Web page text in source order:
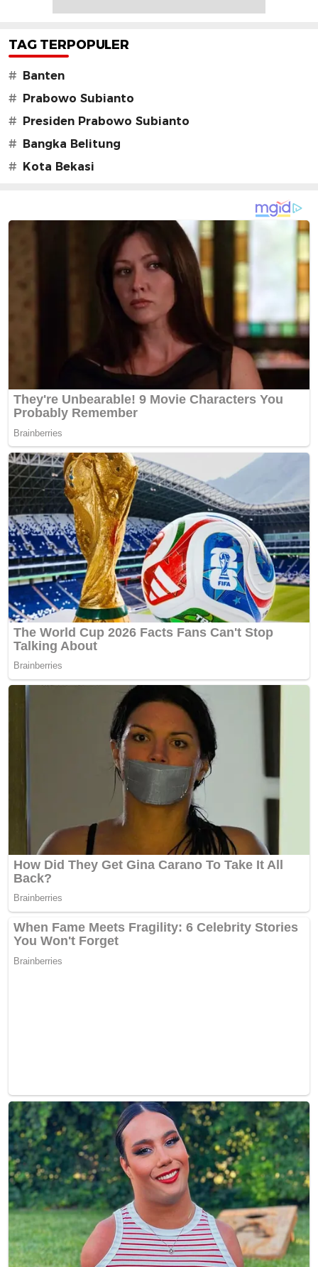
TAG TERPOPULER
# Banten
# Prabowo Subianto
# Presiden Prabowo Subianto
# Bangka Belitung
# Kota Bekasi